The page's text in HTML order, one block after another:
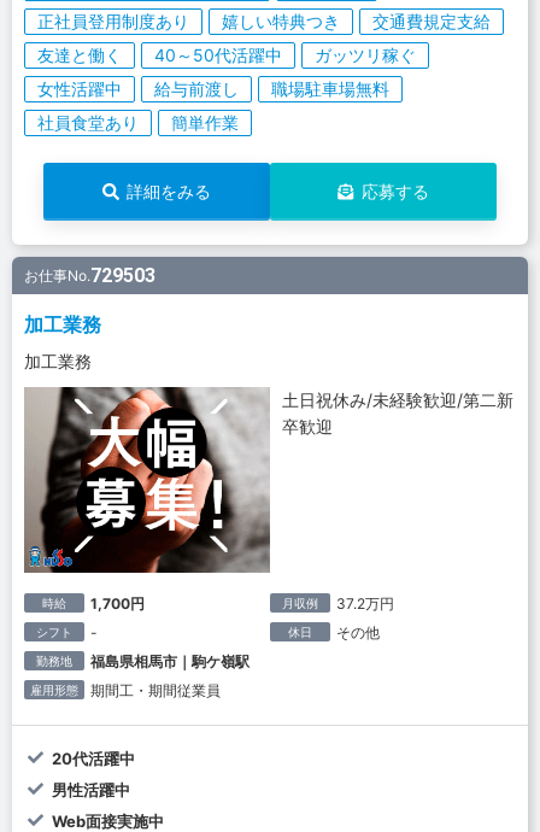
正社員登用制度あり 嬉しい特典つき
交通費規定支給
友達と働く
40～50代活躍中
ガッツリ稼ぐ
女性活躍中
給与前渡し
職場駐車場無料
社員食堂あり
簡単作業
詳細をみる 応募する
お仕事No.729503
加工業務
加工業務
土日祝休み/未経験歓迎/第二新
卒歓迎
時給 1,700円 月収例 37.2万円
シフト - 休日 その他
勤務地 福島県相馬市｜駒ケ嶺駅
雇用形態 期間工・期間従業員
20代活躍中
男性活躍中
Web面接実施中